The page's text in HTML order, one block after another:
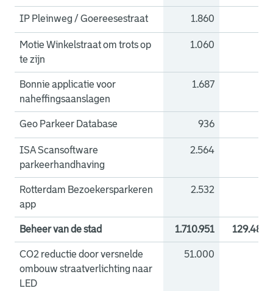
IP Pleinweg / Goereesestraat 1.860
Motie Winkelstraat om trots op
te zijn
1.060
Bonnie applicatie voor
naheffingsaanslagen
1.687
Geo Parkeer Database 936
ISA Scansoftware
parkeerhandhaving
2.564
Rotterdam Bezoekersparkeren
app
2.532
Beheer van de stad 1.710.951 129.487
CO2 reductie door versnelde
ombouw straatverlichting naar
LED
51.000